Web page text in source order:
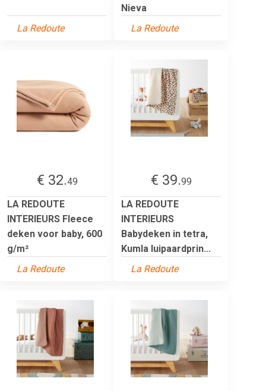
La Redoute
Nieva
La Redoute
€ 32.49
LA REDOUTE
INTERIEURS Fleece
deken voor baby, 600
g/m²
La Redoute
€ 39.99
LA REDOUTE
INTERIEURS
Babydeken in tetra,
Kumla luipaardprin...
La Redoute